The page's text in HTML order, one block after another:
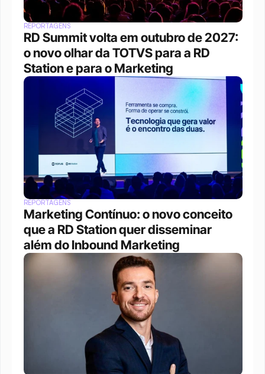
REPORTAGENS
RD Summit volta em outubro de 2027:
o novo olhar da TOTVS para a RD
Station e para o Marketing
REPORTAGENS
Marketing Contínuo: o novo conceito
que a RD Station quer disseminar
além do Inbound Marketing